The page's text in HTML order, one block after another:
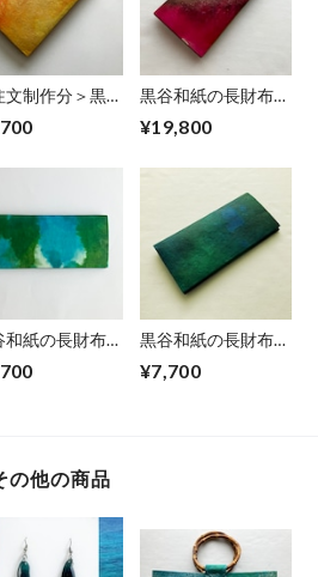
文制作分＞黒谷
黒谷和紙の長財布
¥19,800
和紙の長財布
黒谷和紙の長財布
¥7,700
の他の商品